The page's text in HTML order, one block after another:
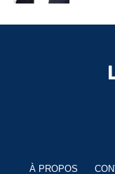
À PROPOS